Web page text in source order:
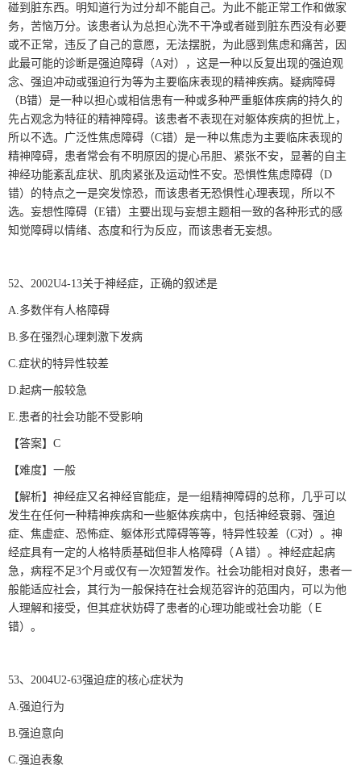
碰到脏东西。明知道行为过分却不能自己。为此不能正常工作和做家
务，苦恼万分。该患者认为总担心洗不干净或者碰到脏东西没有必要
或不正常，违反了自己的意愿，无法摆脱，为此感到焦虑和痛苦，因
此最可能的诊断是强迫障碍（A对），这是一种以反复出现的强迫观
念、强迫冲动或强迫行为等为主要临床表现的精神疾病。疑病障碍
（B错）是一种以担心或相信患有一种或多种严重躯体疾病的持久的
先占观念为特征的精神障碍。该患者不表现在对躯体疾病的担忧上，
所以不选。广泛性焦虑障碍（C错）是一种以焦虑为主要临床表现的
精神障碍，患者常会有不明原因的提心吊胆、紧张不安，显著的自主
神经功能紊乱症状、肌肉紧张及运动性不安。恐惧性焦虑障碍（D
错）的特点之一是突发惊恐，而该患者无恐惧性心理表现，所以不
选。妄想性障碍（E错）主要出现与妄想主题相一致的各种形式的感
知觉障碍以情绪、态度和行为反应，而该患者无妄想。
52、2002U4-13关于神经症，正确的叙述是
A.多数伴有人格障碍
B.多在强烈心理刺激下发病
C.症状的特异性较差
D.起病一般较急
E.患者的社会功能不受影响
【答案】C
【难度】一般
【解析】神经症又名神经官能症，是一组精神障碍的总称，几乎可以
发生在任何一种精神疾病和一些躯体疾病中，包括神经衰弱、强迫
症、焦虚症、恐怖症、躯体形式障碍等等，特异性较差（C对）。神
经症具有一定的人格特质基础但非人格障碍（Ａ错）。神经症起病
急，病程不足3个月或仅有一次短暂发作。社会功能相对良好，患者一
般能适应社会，其行为一般保持在社会规范容许的范围内，可以为他
人理解和接受，但其症状妨碍了患者的心理功能或社会功能（Ｅ
错）。
53、2004U2-63强迫症的核心症状为
A.强迫行为
B.强迫意向
C.强迫表象